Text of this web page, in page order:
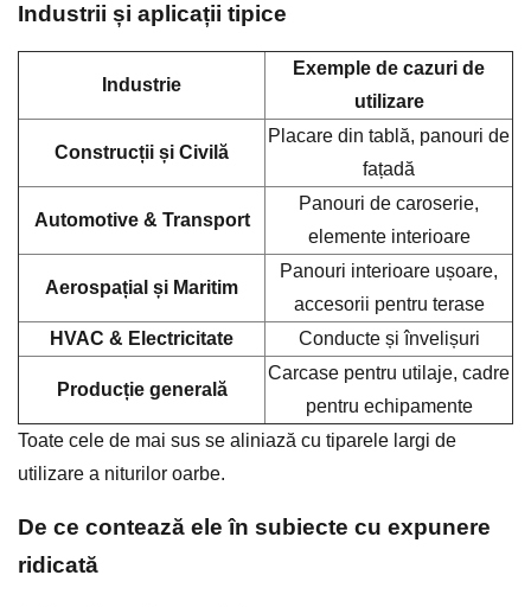
Industrii și aplicații tipice
Industrie
Exemple de cazuri de
utilizare
Construcții și Civilă
Placare din tablă, panouri de
fațadă
Automotive & Transport
Panouri de caroserie,
elemente interioare
Aerospațial și Maritim
Panouri interioare ușoare,
accesorii pentru terase
HVAC & Electricitate
Conducte și învelișuri
Producție generală
Carcase pentru utilaje, cadre
pentru echipamente
Toate cele de mai sus se aliniază cu tiparele largi de
utilizare a niturilor oarbe.
De ce contează ele în subiecte cu expunere
ridicată